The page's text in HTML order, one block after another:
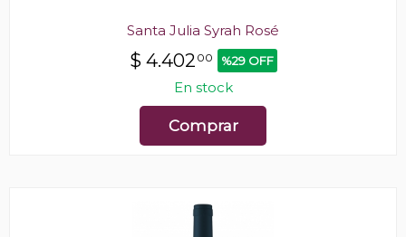
Santa Julia Syrah Rosé
$ 4.402 00 %29 OFF
En stock
Comprar